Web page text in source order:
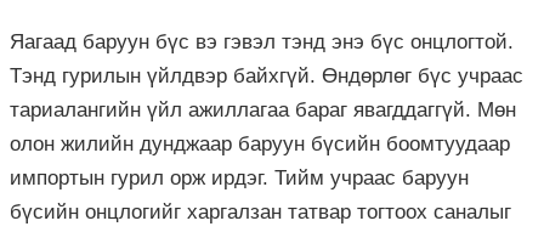
Яагаад баруун бүс вэ гэвэл тэнд энэ бүс онцлогтой.
Тэнд гурилын үйлдвэр байхгүй. Өндөрлөг бүс учраас
тариалангийн үйл ажиллагаа бараг явагддаггүй. Мөн
олон жилийн дунджаар баруун бүсийн боомтуудаар
импортын гурил орж ирдэг. Тийм учраас баруун
бүсийн онцлогийг харгалзан татвар тогтоох саналыг